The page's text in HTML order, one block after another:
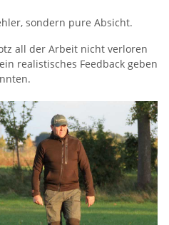
sondern pure Absicht.
all der Arbeit nicht verloren
realistisches Feedback geben